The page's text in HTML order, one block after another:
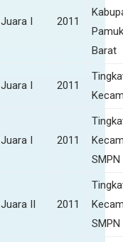
Juara I 2011
Barat
Juara I 2011
Juara I 2011
SMPN
Juara II 2011
SMPN